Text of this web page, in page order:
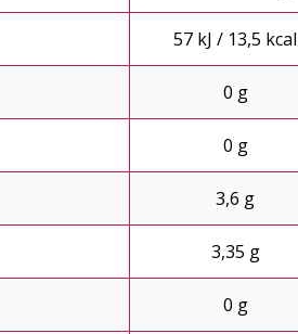
57 kJ / 13,5 kcal
0 g
0 g
3,6 g
3,35 g
0 g